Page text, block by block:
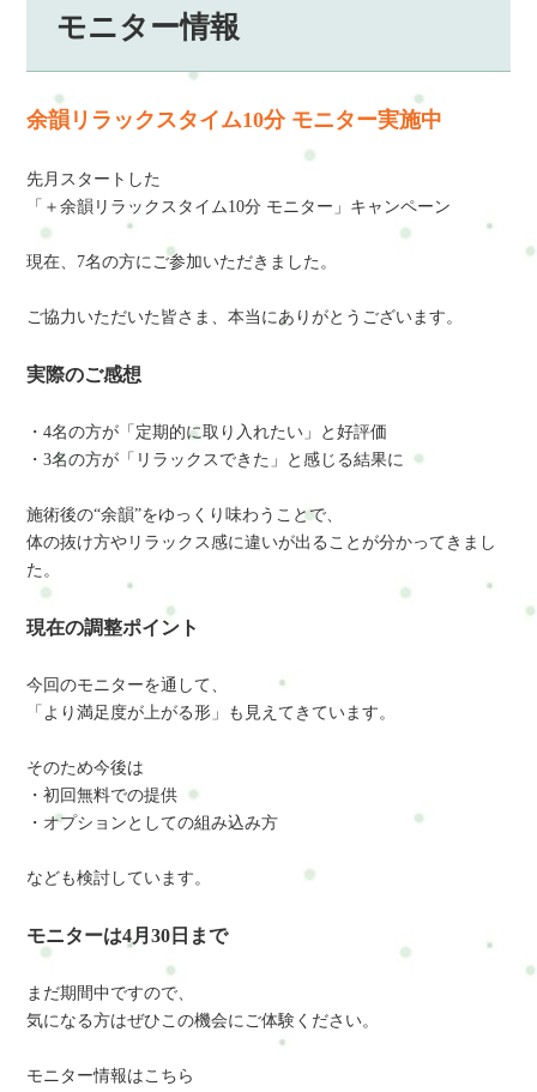
モニター情報
余韻リラックスタイム10分 モニター実施中
先月スタートした
「＋余韻リラックスタイム10分 モニター」キャンペーン
現在、7名の方にご参加いただきました。
ご協力いただいた皆さま、本当にありがとうございます。
実際のご感想
・4名の方が「定期的に取り入れたい」と好評価
・3名の方が「リラックスできた」と感じる結果に
施術後の“余韻”をゆっくり味わうことで、
体の抜け方やリラックス感に違いが出ることが分かってきまし
た。
現在の調整ポイント
今回のモニターを通して、
「より満足度が上がる形」も見えてきています。
そのため今後は
・初回無料での提供
・オプションとしての組み込み方
なども検討しています。
モニターは4月30日まで
まだ期間中ですので、
気になる方はぜひこの機会にご体験ください。
モニター情報はこちら